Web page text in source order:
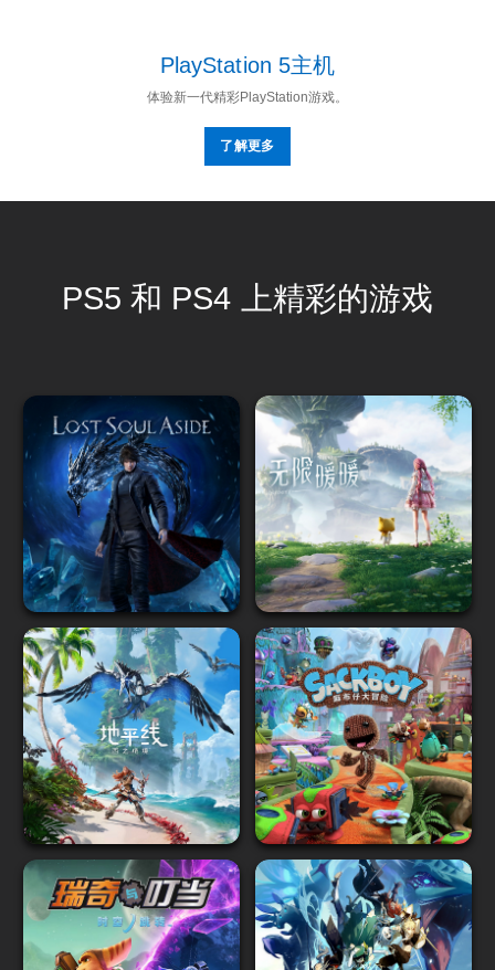
PlayStation 5主机
体验新一代精彩PlayStation游戏。
了解更多
PS5 和 PS4 上精彩的游戏